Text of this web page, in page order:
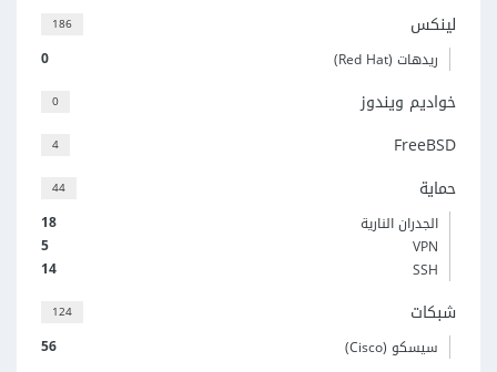
186 لينكس
0 ريدهات (Red Hat)
0 خواديم ويندوز
4 FreeBSD
44 حماية
18
الجدران النارية
5
VPN
14
SSH
124 شبكات
56 سيسكو (Cisco)